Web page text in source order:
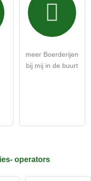
voorwaarden.
gelezen.
bezoekers zichtbaar.
meer Boerderijen
bij mij in de buurt
operators